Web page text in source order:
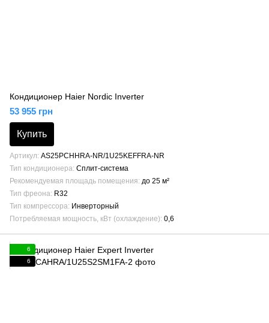
Кондиционер Haier Nordic Inverter
53 955 грн
Купить
Артикул AS25PCHHRA-NR/1U25KEFFRA-NR
Тип кондиционера Сплит-система
Рекомендуемая площадь помещения до 25 м²
Тип фреона R32
Тип компрессора Инверторный
Потребляемая мощность, кВт (охлаждение) 0,6
6
6